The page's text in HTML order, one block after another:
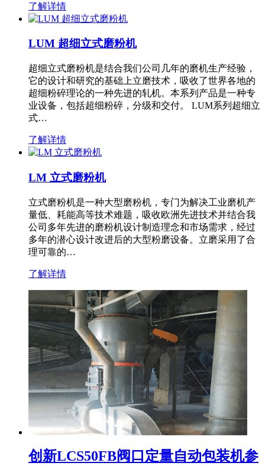
了解详情
LUM 超细立式磨粉机
超细立式磨粉机是结合我们公司几年的磨机生产经验，
它的设计和研究的基础上立磨技术，吸收了世界各地的
超细粉碎理论的一种先进的轧机。本系列产品是一种专
业设备，包括超细粉碎，分级和交付。 LUM系列超细立
式…
了解详情
LM 立式磨粉机
立式磨粉机是一种大型磨粉机，专门为解决工业磨机产
量低、耗能高等技术难题，吸收欧洲先进技术并结合我
公司多年先进的磨粉机设计制造理念和市场需求，经过
多年的潜心设计改进后的大型粉磨设备。立磨采用了合
理可靠的…
了解详情
创新LCS50FB阀口定量自动包装机参